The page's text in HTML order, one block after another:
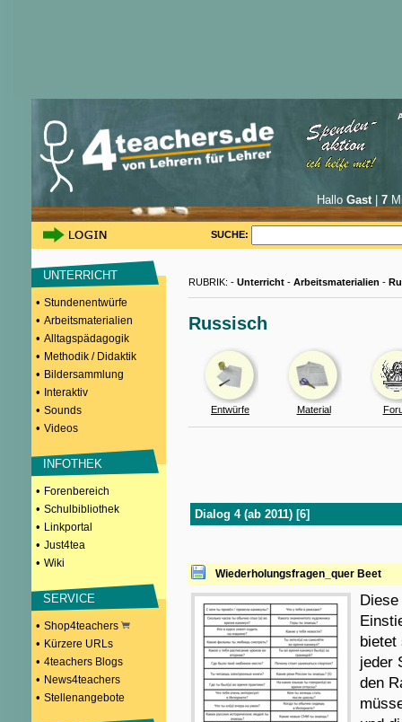
Hallo Gast| 7
SUCHE:
UNTERRICHT
• Stundenentwürfe
• Arbeitsmaterialien
• Alltagspädagogik
• Methodik / Didaktik
• Bildersammlung
• Interaktiv
• Sounds
• Videos
INFOTHEK
• Forenbereich
• Schulbibliothek
• Linkportal
• Just4tea
• Wiki
SERVICE
• Shop4teachers
• Kürzere URLs
• 4teachers Blogs
• News4teachers
• Stellenangebote
RUBRIK: - Unterricht - Arbeitsmaterialien -
Russisch
Entwürfe Material
Dialog 4 (ab 2011) [6]
Wiederholungsfragen_quer Beet
bietet
jeder
den